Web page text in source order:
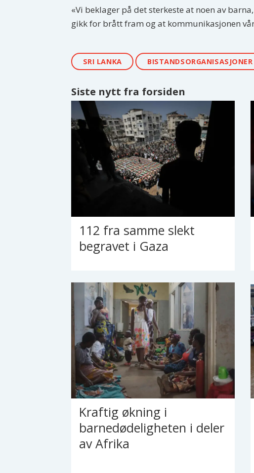
«Vi beklager på det sterkeste at noen av
gikk for brått fram og at kommunikasjonen
SRI LANKA BISTANDSORGANISASJONER
Siste nytt fra forsiden
112 fra samme slekt
begravet i Gaza
Kraftig økning i
barnedødeligheten i deler
av Afrika